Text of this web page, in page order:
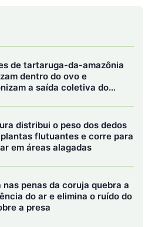
rente ao leito dos rios, os
forma independente, tateando
fendas de rochas e camadas
Segundo pesquisas no
o contato dessas estruturas
orgânica dispara impulsos
o cérebro do peixe. Os botões
aminoácidos e outras
por pequenos
e peixes juvenis que tentam se